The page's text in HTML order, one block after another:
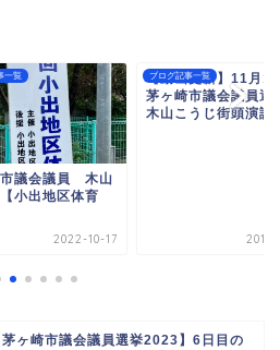
一覧
議会議員 木山
小出地区体育
2022-10-17
ブログ記事一覧
【動画更新】11月
茅ヶ崎市議会議員選
木山こうじ街頭演説
2018-
茅ヶ崎市議会議員選挙2023】6日目の